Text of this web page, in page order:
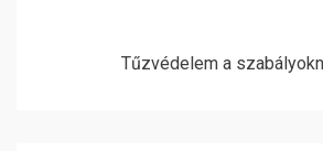
Tűzvédelem a